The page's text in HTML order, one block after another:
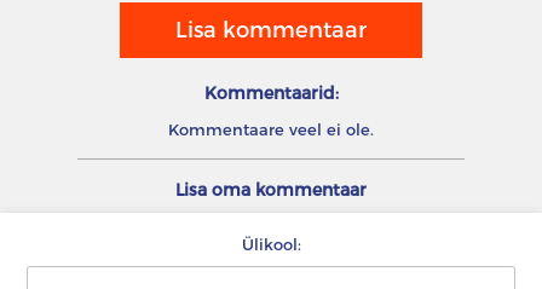
Lisa kommentaar
Kommentaarid:
Kommentaare veel ei ole.
Lisa oma kommentaar
Ülikool: